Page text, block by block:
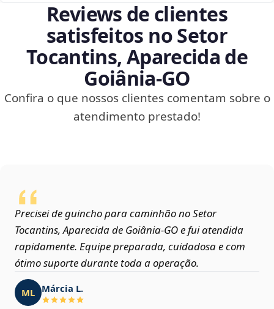
Reviews de clientes
satisfeitos no Setor
Tocantins, Aparecida de
Goiânia‑GO
Confira o que nossos clientes comentam sobre o
atendimento prestado!
Precisei de guincho para caminhão no Setor
Tocantins, Aparecida de Goiânia‑GO e fui atendida
rapidamente. Equipe preparada, cuidadosa e com
ótimo suporte durante toda a operação.
ML Márcia L.